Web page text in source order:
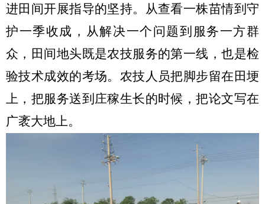
进田间开展指导的坚持。从查看一株苗情到守
护一季收成，从解决一个问题到服务一方群
众，田间地头既是农技服务的第一线，也是检
验技术成效的考场。农技人员把脚步留在田埂
上，把服务送到庄稼生长的时候，把论文写在
广袤大地上。